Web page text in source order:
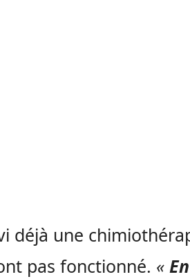
déjà une
pas fonctionné. «